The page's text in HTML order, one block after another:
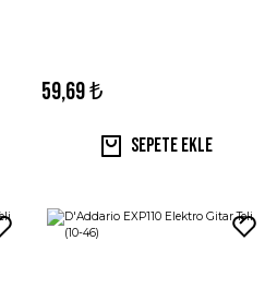
59,69 ₺
Sepete Ekle